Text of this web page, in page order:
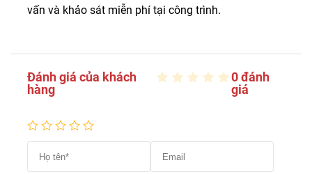
vấn và khảo sát miễn phí tại công trình.
Đánh giá của khách
hàng
0 đánh
giá